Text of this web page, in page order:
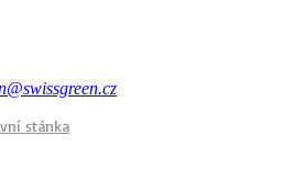
stánka